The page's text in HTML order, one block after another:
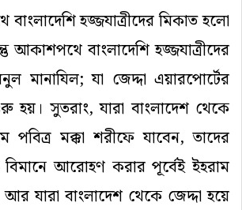
বাংলাদেশিহজ্জযাত্রীদেরমিকাতহলো
আকাশপথে বাংলাদেশি হজ্জযাত্রীদের
মানাযিল;যা জেদ্দা এয়ারপোর্টের
হয়। সুতরাং,যারা বাংলাদেশ থেকে
পবিত্র মক্কা শরীফে যাবেন,তাদের
বিমানে আরোহণ করার পূর্বেই ইহরাম
আর যারা বাংলাদেশ থেকে জেদ্দা হয়ে